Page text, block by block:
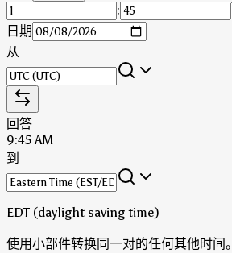
:
日期
从
回答
9:45 AM
到
EDT (daylight saving time)
使用小部件转换同一对的任何其他时间。